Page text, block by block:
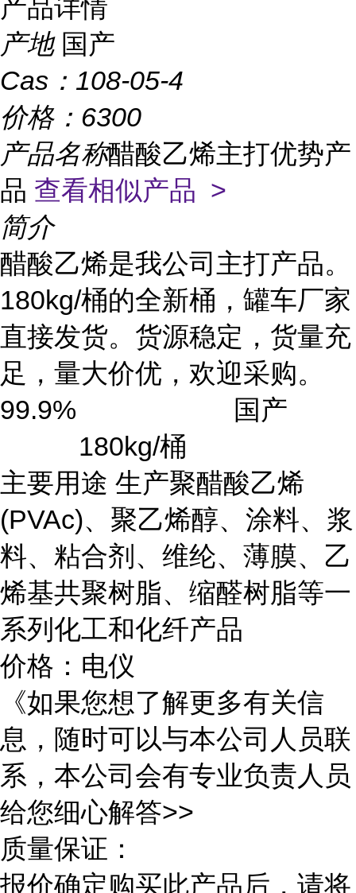
产品详情
产地 国产
Cas： 108-05-4
价格： 6300
产品名称醋酸乙烯主打优势产
品 查看相似产品 >
简介
醋酸乙烯是我公司主打产品。
180kg/桶的全新桶，罐车厂家
直接发货。货源稳定，货量充
足，量大价优，欢迎采购。
99.9% 国产
180kg/桶
主要用途 生产聚醋酸乙烯
(PVAc)、聚乙烯醇、涂料、浆
料、粘合剂、维纶、薄膜、乙
烯基共聚树脂、缩醛树脂等一
系列化工和化纤产品
价格：电仪
《如果您想了解更多有关信
息，随时可以与本公司人员联
系，本公司会有专业负责人员
给您细心解答>>
质量保证：
报价确定购买此产品后，请将